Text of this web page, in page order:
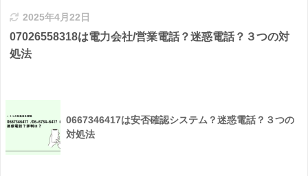
2025年4月22日
07026558318は電力会社/営業電話？迷惑電話？３つの対
処法
0667346417は安否確認システム？迷惑電話？３つの
対処法